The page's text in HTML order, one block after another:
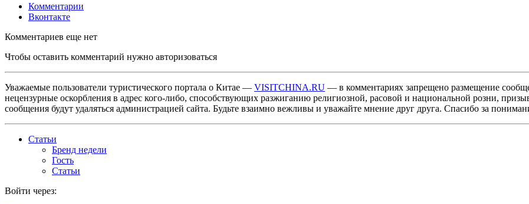
Комментарии
Вконтакте
Комментариев еще нет
Чтобы оставить комментарий нужно авторизоваться
Уважаемые пользователи туристического портала о Китае — VISITCHINA.RU — в комментариях запрещено размещение
нецензурные оскорбления в адрес кого-либо, способствующих разжиганию религиозной, расовой и национальной розни,
сообщения будут удаляться администрацией сайта. Будьте взаимно вежливы и уважайте мнение друг друга. Спасибо за
Статьи
Бренд недели
Гость
Статьи
Войти через: